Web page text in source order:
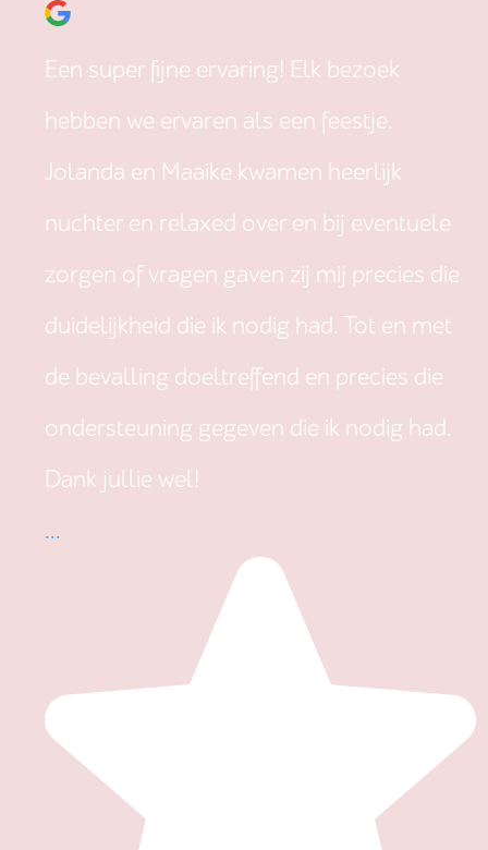
Een super fijne ervaring! Elk bezoek
hebben we ervaren als een feestje.
Jolanda en Maaike kwamen heerlijk
nuchter en relaxed over en bij eventuele
zorgen of vragen gaven zij mij precies die
duidelijkheid die ik nodig had. Tot en met
de bevalling doeltreffend en precies die
ondersteuning gegeven die ik nodig had.
Dank jullie wel!
...